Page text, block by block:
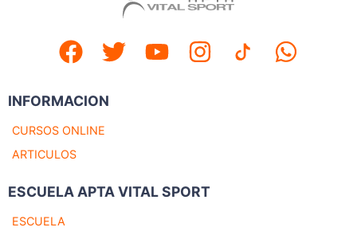
INFORMACION
CURSOS ONLINE
ARTICULOS
ESCUELA APTA VITAL SPORT
ESCUELA